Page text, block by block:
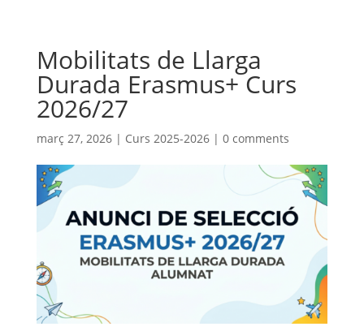
Mobilitats de Llarga
Durada Erasmus+ Curs
2026/27
març 27, 2026| Curs 2025-2026| 0 comments